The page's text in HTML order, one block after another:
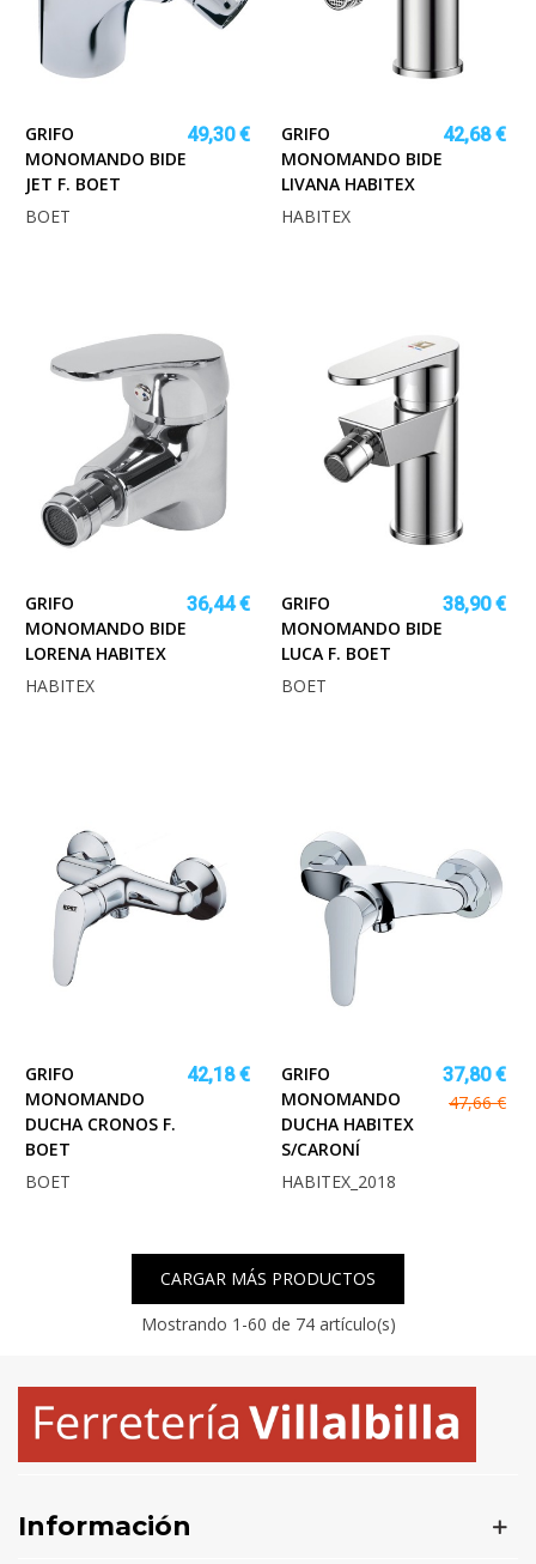
GRIFO
MONOMANDO BIDE
JET F. BOET
49,30 €
BOET
GRIFO
MONOMANDO BIDE
LIVANA HABITEX
42,68 €
HABITEX
GRIFO
MONOMANDO BIDE
LORENA HABITEX
36,44 €
HABITEX
GRIFO
MONOMANDO BIDE
LUCA F. BOET
38,90 €
BOET
GRIFO
MONOMANDO
DUCHA CRONOS F.
BOET
42,18 €
BOET
GRIFO
MONOMANDO
DUCHA HABITEX
S/CARONÍ
37,80 €
47,66 €
HABITEX_2018
CARGAR MÁS PRODUCTOS
Mostrando 1 -60 de 74 artículo(s)
Información